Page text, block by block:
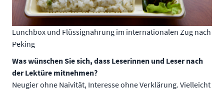
Lunchbox und Flüssignahrung im internationalen Zug nach
Peking
Was wünschen Sie sich, dass Leserinnen und Leser nach
der Lektüre mitnehmen?
Neugier ohne Naivität, Interesse ohne Verklärung. Vielleicht